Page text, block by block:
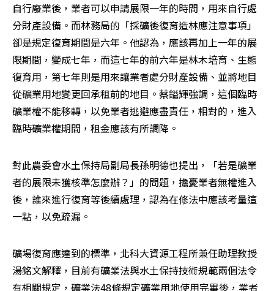
自行廢業後，業者可以申請展限一年的時間，用來自行處
分財產設備。而林務局的「採礦後復育造林應注意事項」
卻是規定復育期間是六年。他認為，應該再加上一年的展
限期間，變成七年，而這七年的前六年是林木培育、生態
復育用，第七年則是用來讓業者處分財產設備、並將地目
從礦業用地變更回承租前的地目。蔡鎰輝強調，這個臨時
礦業權不能移轉，以免業者逃避應盡責任，相對的，進入
臨時礦業權期間，租金應該有所調降。
對此農委會水土保持局副局長孫明德也提出，「若是礦業
者的展限未獲核準怎麼辦？」的問題，擔憂業者無權進入
後，誰來進行復育等後續處理，認為在修法中應該考量這
一點，以免疏漏。
礦場復育應達到的標準，北科大資源工程所兼任助理教授
湯銘文解釋，目前有礦業法與水土保持技術規範兩個法令
有相關規定，礦業法48條規定礦業用地使用完畢後，業者